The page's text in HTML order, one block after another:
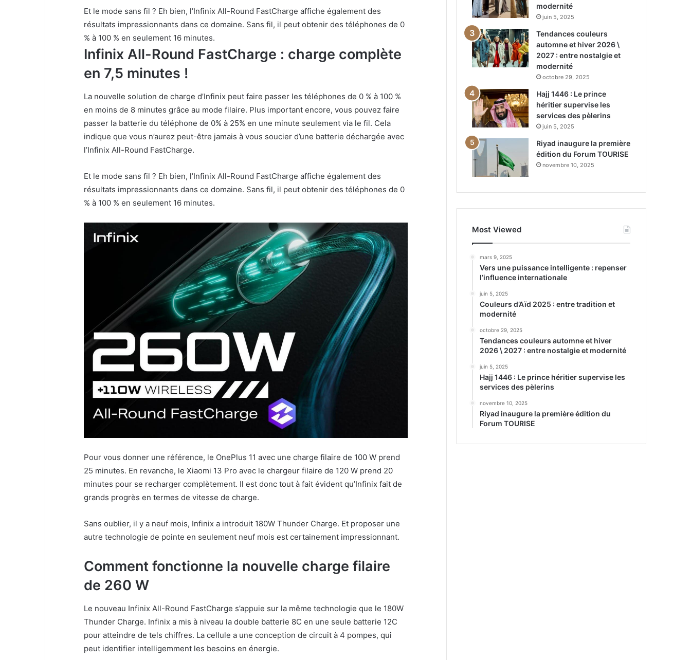
Et le mode sans fil ? Eh bien, l’Infinix All-Round FastCharge affiche également des
résultats impressionnants dans ce domaine. Sans fil, il peut obtenir des téléphones de 0
% à 100 % en seulement 16 minutes.
Infinix All-Round FastCharge : charge complète
en 7,5 minutes !
La nouvelle solution de charge d’Infinix peut faire passer les téléphones de 0 % à 100 %
en moins de 8 minutes grâce au mode filaire. Plus important encore, vous pouvez faire
passer la batterie du téléphone de 0% à 25% en une minute seulement via le fil. Cela
indique que vous n’aurez peut-être jamais à vous soucier d’une batterie déchargée avec
l’Infinix All-Round FastCharge.
Et le mode sans fil ? Eh bien, l’Infinix All-Round FastCharge affiche également des
résultats impressionnants dans ce domaine. Sans fil, il peut obtenir des téléphones de 0
% à 100 % en seulement 16 minutes.
Pour vous donner une référence, le OnePlus 11 avec une charge filaire de 100 W prend
25 minutes. En revanche, le Xiaomi 13 Pro avec le chargeur filaire de 120 W prend 20
minutes pour se recharger complètement. Il est donc tout à fait évident qu’Infinix fait de
grands progrès en termes de vitesse de charge.
Sans oublier, il y a neuf mois, Infinix a introduit 180W Thunder Charge. Et proposer une
autre technologie de pointe en seulement neuf mois est certainement impressionnant.
Comment fonctionne la nouvelle charge filaire
de 260 W
Le nouveau Infinix All-Round FastCharge s’appuie sur la même technologie que le 180W
Thunder Charge. Infinix a mis à niveau la double batterie 8C en une seule batterie 12C
pour atteindre de tels chiffres. La cellule a une conception de circuit à 4 pompes, qui
peut identifier intelligemment les besoins en énergie.
modernité
juin 5, 2025
Tendances couleurs
automne et hiver 2026 \
2027 : entre nostalgie et
modernité
octobre 29, 2025
Hajj 1446 : Le prince
héritier supervise les
services des pèlerins
juin 5, 2025
Riyad inaugure la première
édition du Forum TOURISE
novembre 10, 2025
Most Viewed
mars 9, 2025
Vers une puissance intelligente : repenser
l’influence internationale
juin 5, 2025
Couleurs d’Aïd 2025 : entre tradition et
modernité
octobre 29, 2025
Tendances couleurs automne et hiver
2026 \ 2027 : entre nostalgie et modernité
juin 5, 2025
Hajj 1446 : Le prince héritier supervise les
services des pèlerins
novembre 10, 2025
Riyad inaugure la première édition du
Forum TOURISE